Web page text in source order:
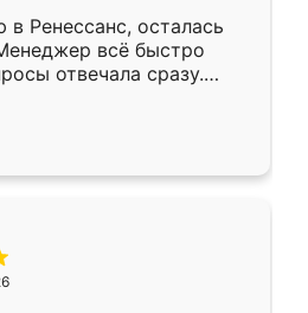
в Ренессанс, осталась
всё быстро
отвечала сразу.
в субботу, подошёл к
Собрали
аккуратно, даже